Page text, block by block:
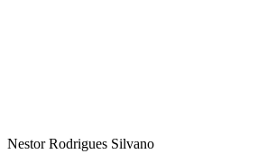
Nestor Rodrigues Silvano